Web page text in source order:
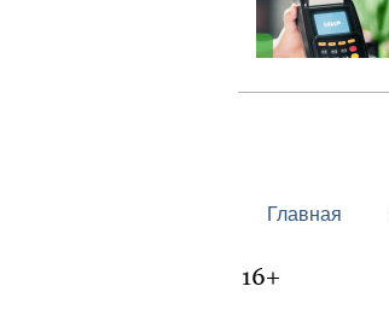
Главная